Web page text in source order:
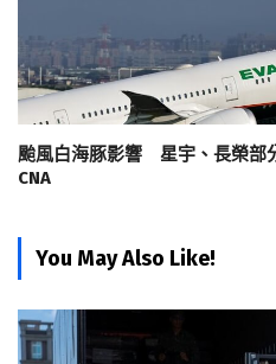
颱風白海豚影響 星宇、長榮部
CNA
You May Also Like!